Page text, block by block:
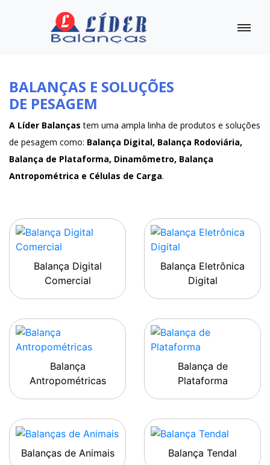
BALANÇAS E SOLUÇÕES
DE PESAGEM
A Líder Balanças tem uma ampla linha de produtos e soluções
de pesagem como: Balança Digital, Balança Rodoviária,
Balança de Plataforma, Dinamômetro, Balança
Antropométrica e Células de Carga.
Balança Digital
Comercial
Balança Eletrônica
Digital
Balança
Antropométricas
Balança de
Plataforma
Balanças de Animais Balança Tendal